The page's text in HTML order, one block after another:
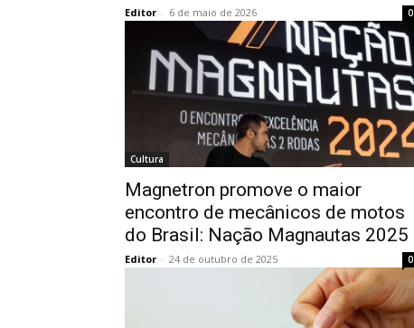
Editor - 6 de maio de 2026 0
Cultura
Magnetron promove o maior
encontro de mecânicos de motos
do Brasil: Nação Magnautas 2025
Editor - 24 de outubro de 2025 0